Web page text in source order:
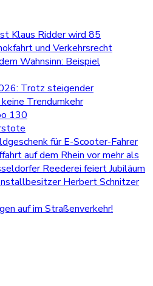
Klaus Ridder wird 85
und Verkehrsrecht
Wahnsinn: Beispiel
Trotz steigender
Trendumkehr
130
für E-Scooter-Fahrer
auf dem Rhein vor mehr als
Reederei feiert Jubiläum
Herbert Schnitzer
auf im Straßenverkehr!